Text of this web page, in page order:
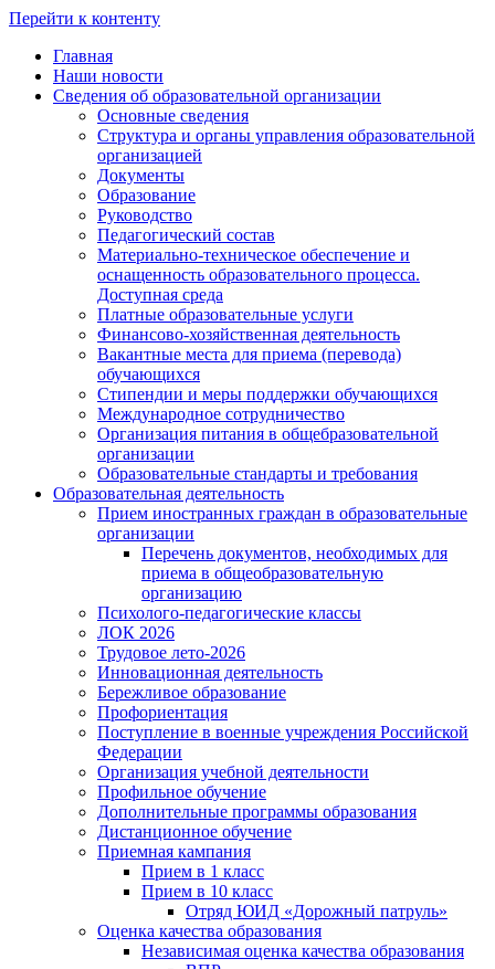
Перейти к контенту
Главная
Наши новости
Сведения об образовательной организации
Основные сведения
Структура и органы управления образовательной
организацией
Документы
Образование
Руководство
Педагогический состав
Материально-техническое обеспечение и
оснащенность образовательного процесса.
Доступная среда
Платные образовательные услуги
Финансово-хозяйственная деятельность
Вакантные места для приема (перевода)
обучающихся
Стипендии и меры поддержки обучающихся
Международное сотрудничество
Организация питания в общебразовательной
организации
Образовательные стандарты и требования
Образовательная деятельность
Прием иностранных граждан в образовательные
организации
Перечень документов, необходимых для
приема в общеобразовательную
организацию
Психолого-педагогические классы
ЛОК 2026
Трудовое лето-2026
Инновационная деятельность
Бережливое образование
Профориентация
Поступление в военные учреждения Российской
Федерации
Организация учебной деятельности
Профильное обучение
Дополнительные программы образования
Дистанционное обучение
Приемная кампания
Прием в 1 класс
Прием в 10 класс
Отряд ЮИД «Дорожный патруль»
Оценка качества образования
Независимая оценка качества образования